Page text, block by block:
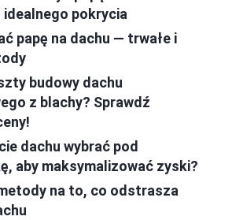
pokrycia
papę na dachu — trwałe i
budowy dachu
z blachy? Sprawdź
dachu wybrać pod
aby maksymalizować zyski?
na to, co odstrasza